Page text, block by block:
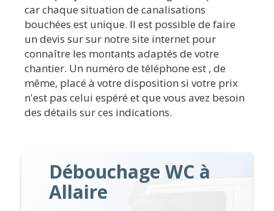
car chaque situation de canalisations
bouchées est unique. Il est possible de faire
un devis sur sur notre site internet pour
connaître les montants adaptés de votre
chantier. Un numéro de téléphone est , de
même, placé à votre disposition si votre prix
n'est pas celui espéré et que vous avez besoin
des détails sur ces indications.
Débouchage WC à
Allaire